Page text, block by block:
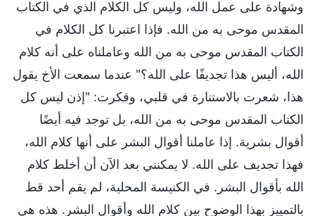
وشهادة على عمل الله، وليس كل الكلام الذي في الكتاب
المقدس موحى به من الله. فإذا اعتبرنا كل الكلام في
الكتاب المقدس موحى به من الله وعاملناه على أنه كلام
الله، أليس هذا تجديفًا على الله؟" عندما سمعت الأخ يقول
هذا، شعرت بالاستنارة في قلبي، وفكرت: "إذن ليس كل
الكتاب المقدس موحى به من الله، بل توجد فيه أيضًا
أقوال بشرية. إذا عاملنا أقوال البشر على أنها كلام الله،
فهذا تجديف على الله. لا يمكنني بعد الآن أن أخلط كلام
الله بأقوال البشر. في الكنيسة المحلية، لم يقم أحد قط
بالتمييز بهذا الوضوح بين كلام الله وأقوال البشر. هذه هي